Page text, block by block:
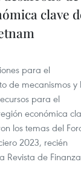
clave
para el
de mecanismos y
para el
económica
los temas del
2023, recién
Revista de